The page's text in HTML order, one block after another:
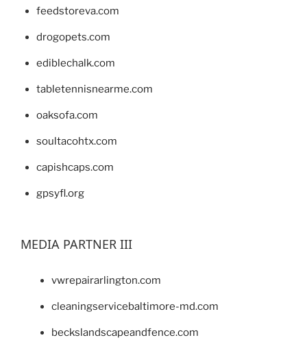
feedstoreva.com
drogopets.com
ediblechalk.com
tabletennisnearme.com
oaksofa.com
soultacohtx.com
capishcaps.com
gpsyfl.org
MEDIA PARTNER III
vwrepairarlington.com
cleaningservicebaltimore-md.com
beckslandscapeandfence.com